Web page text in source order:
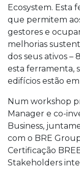
Ecosystem. Esta
que permitem
gestores e
melhorias
dos seus ativos
esta ferramenta,
edifícios estão
Num workshop
Manager e co-
Business,
com o BRE
Certificação
Stakeholders